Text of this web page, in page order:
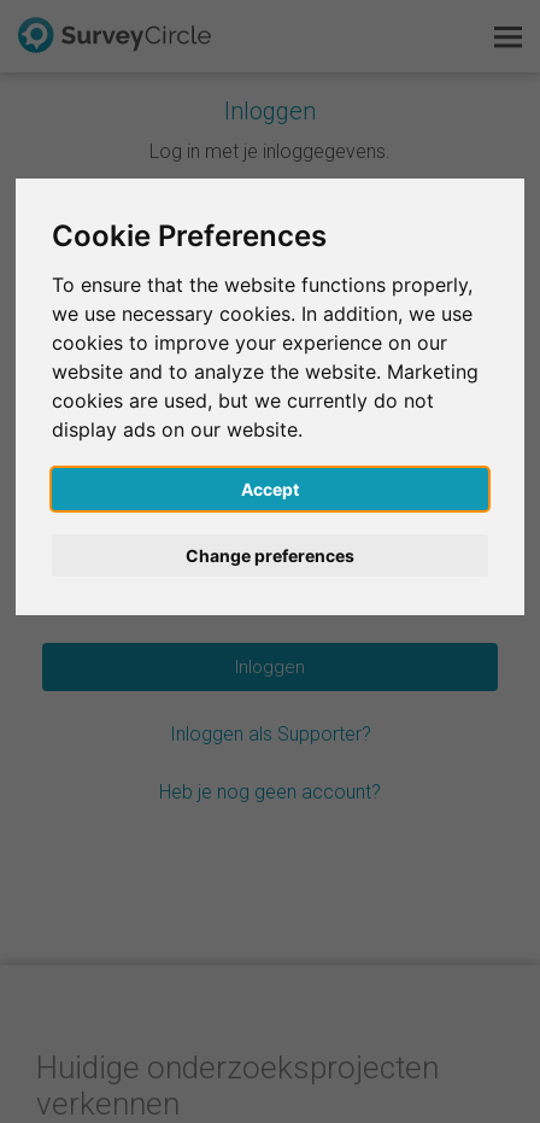
Cookie Preferences
To ensure that the website functions properly,
we use necessary cookies. In addition, we use
cookies to improve your experience on our
website and to analyze the website. Marketing
cookies are used, but we currently do not
display ads on our website.
Accept
Change preferences
Inloggen
Log in met je inloggegevens.
Doorgaan met Google
Doorgaan met Facebook
OF
E-mail*
Wachtwoord*
Inloggen als Supporter?
Heb je nog geen account?
Huidige onderzoeksprojecten
verkennen
Dit is SurveyCircle
FAQ
Gratis registreren
English
Deutsch
Italiano